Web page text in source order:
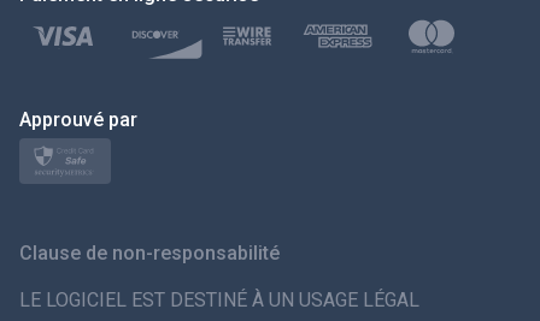
Polski
日本
ภาษาไทย
Approuvé par
Clause de non-responsabilité
LE LOGICIEL EST DESTINÉ À UN USAGE LÉGAL